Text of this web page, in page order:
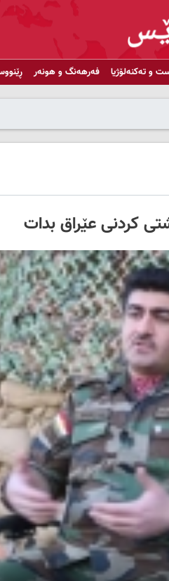
و تەکنەلۆژیا فەرهەنگ و هونەر
کردنی عێراق بدات